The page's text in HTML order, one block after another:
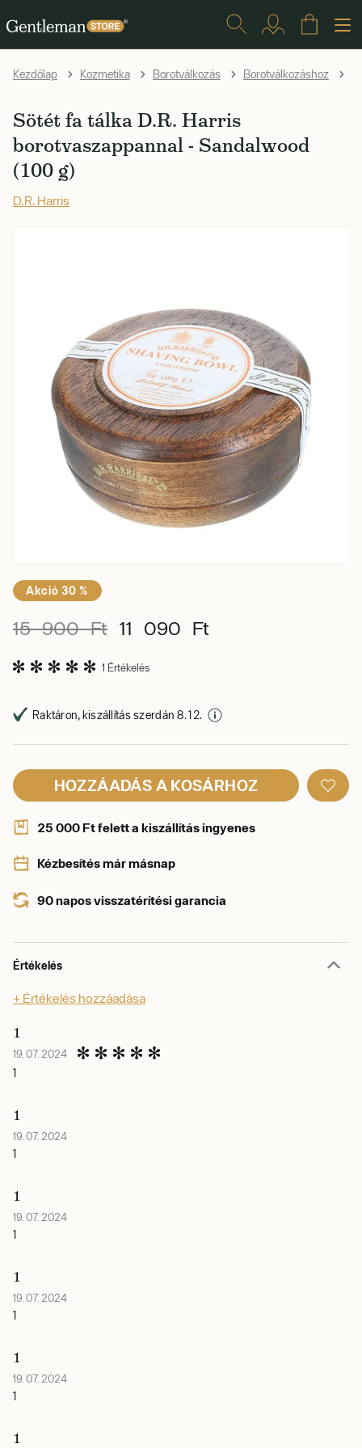
Kezdőlap Kozmetika Borotválkozás Borotválkozáshoz
Sötét fa tálka D.R. Harris
borotvaszappannal - Sandalwood
(100 g)
D.R. Harris
Akció 30 %
15 900 Ft 11 090 Ft
1 Értékelés
Raktáron, kiszállítás szerdán 8. 12.
HOZZÁADÁS A KOSÁRHOZ
25 000 Ft felett a kiszállítás ingyenes
Kézbesítés már másnap
90 napos visszatérítési garancia
Értékelés
+ Értékelés hozzáadása
1
19. 07. 2024
1
1
19. 07. 2024
1
1
19. 07. 2024
1
1
19. 07. 2024
1
1
19. 07. 2024
1
1